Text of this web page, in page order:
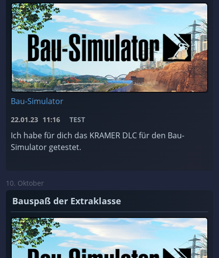
Bau-Simulator
22.01.23 11:16 TEST
Ich habe für dich das KRAMER DLC für den Bau-
Simulator getestet.
10. Oktober
Bauspaß der Extraklasse